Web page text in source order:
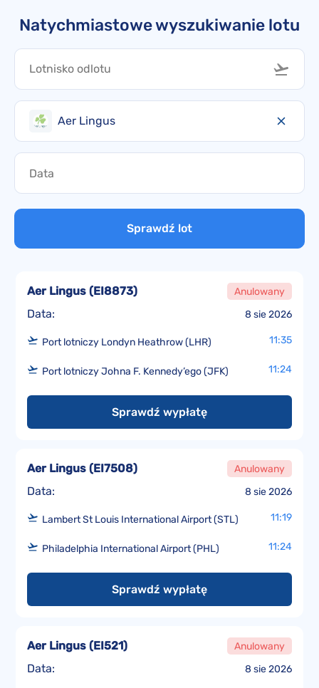
Natychmiastowe wyszukiwanie lotu
Aer Lingus
Sprawdź lot
Data: 8 sie 2026
Aer Lingus (EI8873) Anulowany
Port lotniczy Londyn Heathrow (LHR) 11:35
Port lotniczy Johna F. Kennedy’ego (JFK) 11:24
Sprawdź wypłatę
Data: 8 sie 2026
Aer Lingus (EI7508) Anulowany
Lambert St Louis International Airport (STL) 11:19
Philadelphia International Airport (PHL) 11:24
Sprawdź wypłatę
Data: 8 sie 2026
Aer Lingus (EI521) Anulowany